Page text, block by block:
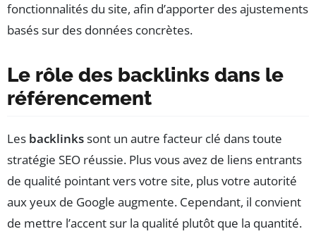
fonctionnalités du site, afin d’apporter des ajustements
basés sur des données concrètes.
Le rôle des backlinks dans le
référencement
Les backlinkssont un autre facteur clé dans toute
stratégie SEO réussie. Plus vous avez de liens entrants
de qualité pointant vers votre site, plus votre autorité
aux yeux de Google augmente. Cependant, il convient
de mettre l’accent sur la qualité plutôt que la quantité.